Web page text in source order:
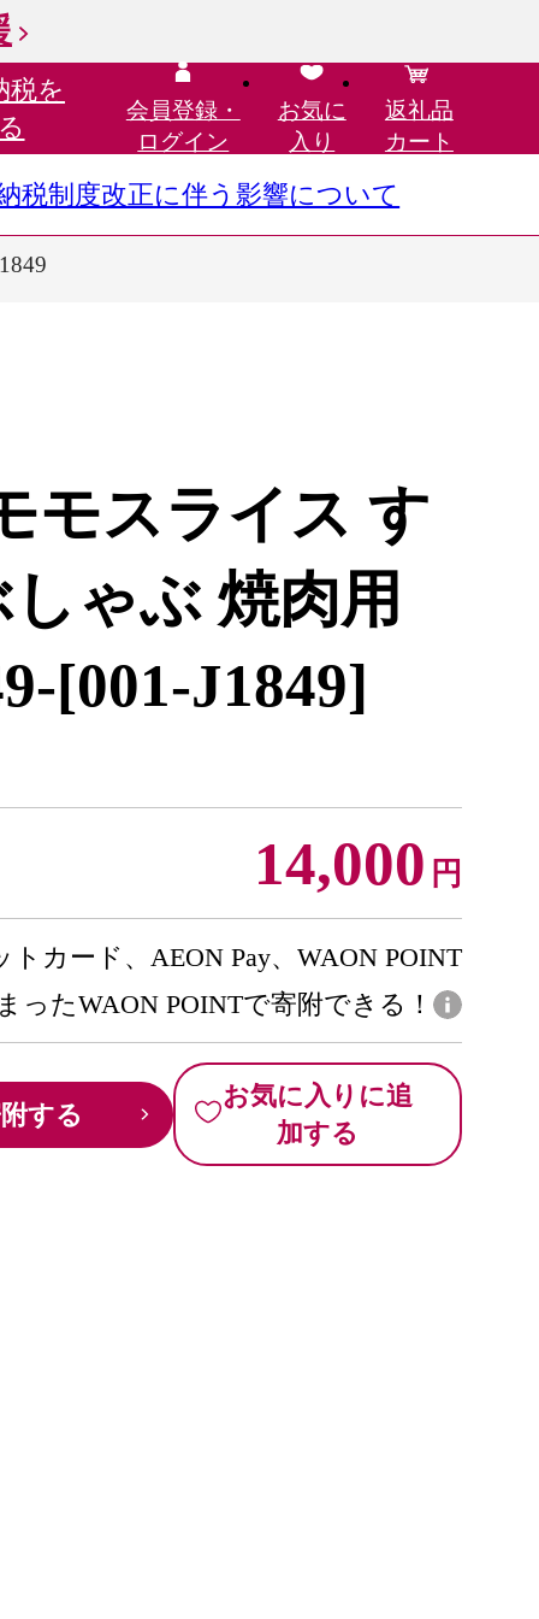
税を
会員登録・
ログイン
お気に
入り
返礼品
カート
税制度改正に伴う影響について
モスライス す
ゃぶ 焼肉用
[001-J1849]
14,000 円
トカード、AEON Pay、WAON POINT
ったWAON POINTで寄附できる！
する
お気に入りに追
加する